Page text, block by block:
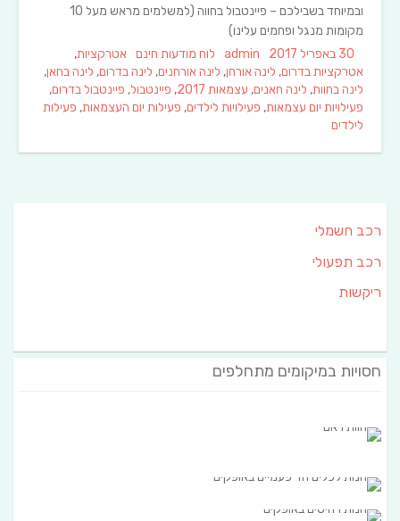
ובמיוחד בשבילכם – פיינטבול בחווה (למשלמים מראש מעל 10
מקומות מנגל ופחמים עלינו)
Posted
on
30 באפריל 2017 Author
admin
Categories
לוח מודעות חינם Tags
אטרקציות,
אטרקציות בדרום, לינה אורחן, לינה אורחנים, לינה בדרום, לינה בחאן,
לינה בחוות, לינה חאנים, עצמאות 2017 , פיינטבול, פיינטבול בדרום,
פעילויות יום עצמאות, פעילויות לילדים, פעילות יום העצמאות, פעילות
לילדים
רכב חשמלי
רכב תפעולי
ריקשות
חסויות במיקומים מתחלפים